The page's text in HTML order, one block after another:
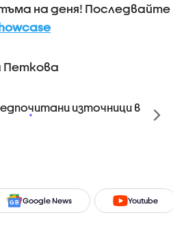
на деня! Последвайте
Петкова
източници в
Google News Youtube